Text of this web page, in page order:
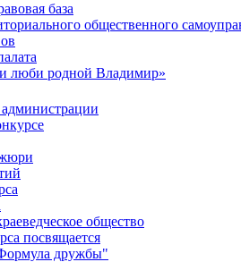
база
общественного
люби родной Владимир»
общество
посвящается
дружбы"